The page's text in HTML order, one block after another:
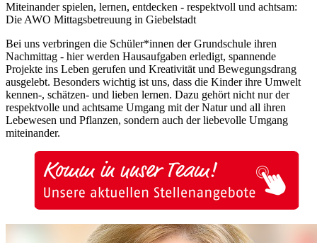
Miteinander spielen, lernen, entdecken - respektvoll und achtsam:
Die AWO Mittagsbetreuung in Giebelstadt
Bei uns verbringen die Schüler*innen der Grundschule ihren
Nachmittag - hier werden Hausaufgaben erledigt, spannende
Projekte ins Leben gerufen und Kreativität und Bewegungsdrang
ausgelebt. Besonders wichtig ist uns, dass die Kinder ihre Umwelt
kennen-, schätzen- und lieben lernen. Dazu gehört nicht nur der
respektvolle und achtsame Umgang mit der Natur und all ihren
Lebewesen und Pflanzen, sondern auch der liebevolle Umgang
miteinander.